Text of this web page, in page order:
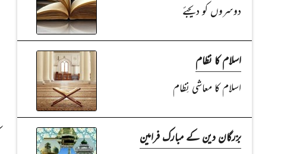
دوسروں کو دیجئے
اسلام کا نظام
اسلام کا معاشی نِظام
بزرگان دین کے مبارک فرامین